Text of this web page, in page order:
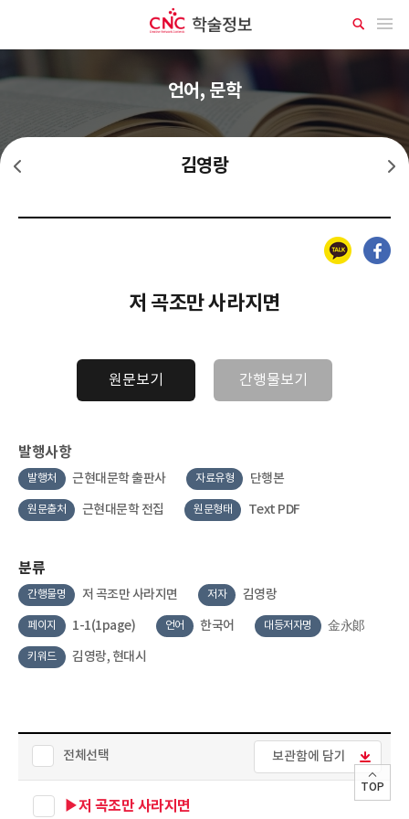
메뉴 열기
상
세
언어, 문학
김영랑 노천명
카카오톡 페이스북
저 곡조만 사라지면
원문보기 간행물보기
발행사항
발행처 근현대문학 출판사 자료유형 단행본
원문출처 근현대문학 전집 원문형태 Text PDF
분류
간행물명 저 곡조만 사라지면 저자 김영랑
페이지 1-1(1page) 언어 한국어 대등저자명 金永郞
키워드 김영랑, 현대시
전체선택 보관함에 담기
▶저 곡조만 사라지면
TOP